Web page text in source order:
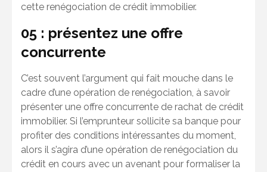
cette renégociation de crédit immobilier.
05 : présentez une offre
concurrente
C’est souvent l’argument qui fait mouche dans le
cadre d’une opération de renégociation, à savoir
présenter une offre concurrente de rachat de crédit
immobilier. Si l’emprunteur sollicite sa banque pour
profiter des conditions intéressantes du moment,
alors il s’agira d’une opération de renégociation du
crédit en cours avec un avenant pour formaliser la